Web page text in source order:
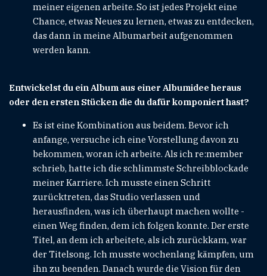
meiner eigenen arbeite. So ist jedes Projekt eine
Chance, etwas Neues zu lernen, etwas zu entdecken,
das dann in meine Albumarbeit aufgenommen
werden kann.
Entwickelst du ein Album aus einer Albumidee heraus
oder den ersten Stücken die du dafür komponiert hast?
Es ist eine Kombination aus beidem. Bevor ich
anfange, versuche ich eine Vorstellung davon zu
bekommen, woran ich arbeite. Als ich re:member
schrieb, hatte ich die schlimmste Schreibblockade
meiner Karriere. Ich musste einen Schritt
zurücktreten, das Studio verlassen und
herausfinden, was ich überhaupt machen wollte -
einen Weg finden, dem ich folgen konnte. Der erste
Titel, an dem ich arbeitete, als ich zurückkam, war
der Titelsong. Ich musste wochenlang kämpfen, um
ihn zu beenden. Danach wurde die Vision für den